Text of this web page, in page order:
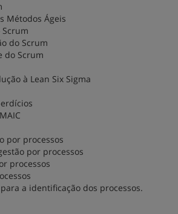
Métodos Ágeis
do Scrum
do Scrum
à Lean Six Sigma
por processos
por processos
processos
a identificação dos processos.